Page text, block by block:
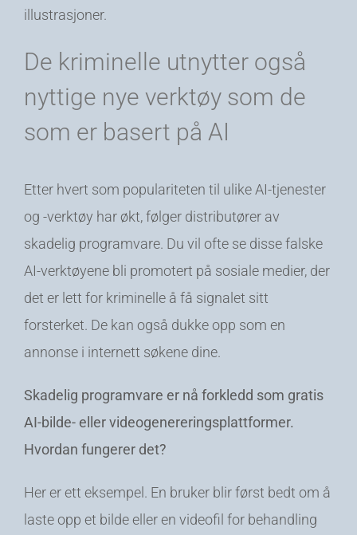
illustrasjoner.
De kriminelle utnytter også
nyttige nye verktøy som de
som er basert på AI
Etter hvert som populariteten til ulike AI-tjenester
og -verktøy har økt, følger distributører av
skadelig programvare. Du vil ofte se disse falske
AI-verktøyene bli promotert på sosiale medier, der
det er lett for kriminelle å få signalet sitt
forsterket. De kan også dukke opp som en
annonse i internett søkene dine.
Skadelig programvare er nå forkledd som gratis
AI-bilde- eller videogenereringsplattformer.
Hvordan fungerer det?
Her er ett eksempel. En bruker blir først bedt om å
laste opp et bilde eller en videofil for behandling